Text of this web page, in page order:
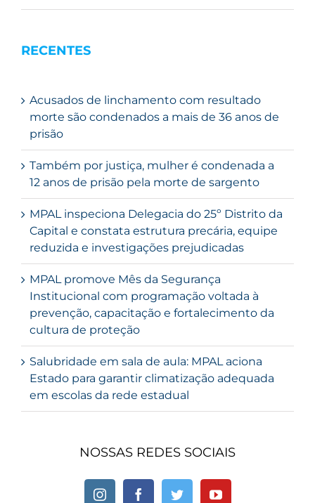
RECENTES
Acusados de linchamento com resultado
morte são condenados a mais de 36 anos de
prisão
Também por justiça, mulher é condenada a
12 anos de prisão pela morte de sargento
MPAL inspeciona Delegacia do 25º Distrito da
Capital e constata estrutura precária, equipe
reduzida e investigações prejudicadas
MPAL promove Mês da Segurança
Institucional com programação voltada à
prevenção, capacitação e fortalecimento da
cultura de proteção
Salubridade em sala de aula: MPAL aciona
Estado para garantir climatização adequada
em escolas da rede estadual
NOSSAS REDES SOCIAIS